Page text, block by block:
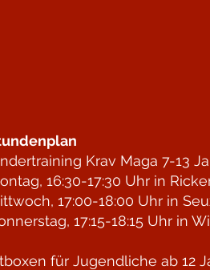
Krav Maga 7-13
16:30-17:30 Uhr in
17:00-18:00 Uhr in
17:15-18:15 Uhr in
für Jugendliche ab 12